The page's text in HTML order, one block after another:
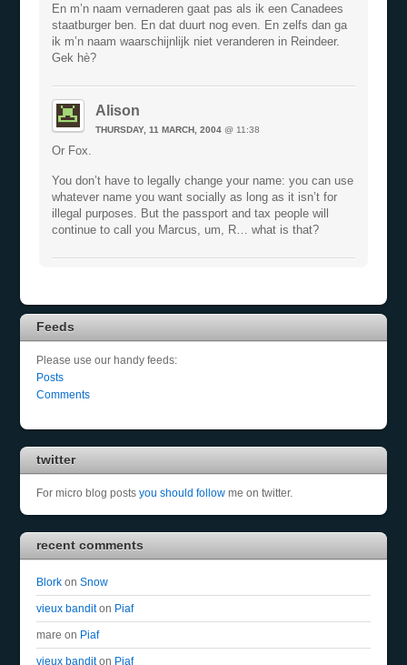
En m’n naam vernaderen gaat pas als ik een Canadees
staatburger ben. En dat duurt nog even. En zelfs dan ga
ik m’n naam waarschijnlijk niet veranderen in Reindeer.
Gek hè?
Alison
THURSDAY, 11 MARCH, 2004 @ 11:38
Or Fox.
You don’t have to legally change your name: you can use
whatever name you want socially as long as it isn’t for
illegal purposes. But the passport and tax people will
continue to call you Marcus, um, R… what is that?
Feeds
Please use our handy feeds:
Posts
Comments
twitter
For micro blog postsyou should follow me on twitter.
recent comments
Blork onSnow
vieux banditon Piaf
mare on Piaf
vieux banditon Piaf